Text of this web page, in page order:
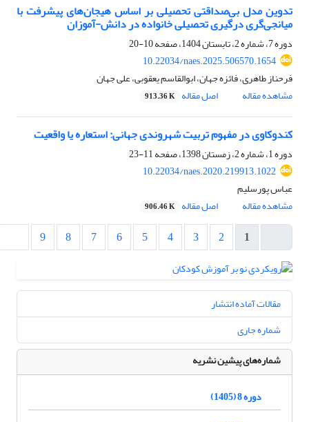
تدوین مدل بی‌صداقتی تحصیلی بر اساس هیجان‌های پیشرفت با
میانجی‌گری درگیری تحصیلی خانواده در دانش-آموزان
دوره 7، شماره 2، تابستان 1404، صفحه
10-20
10.22034/naes.2025.506570.1654
فرحناز طاهری، فائزه جهان، ابوالقاسم یعقوبی، علی جهان
مشاهده مقاله
اصل مقاله 913.36 K
کندوکاوی در مفهوم تربیت شهروندی جهانی: استعاره یا واقعیت
دوره 1، شماره 2، زمستان 1398، صفحه
11-23
10.22034/naes.2020.219913.1022
عباس پورسلیم
مشاهده مقاله
اصل مقاله 906.46 K
1
2
3
4
5
6
7
8
9
مقالات آماده انتشار
شماره جاری
شماره‌های پیشین نشریه
دوره 8 (1405)